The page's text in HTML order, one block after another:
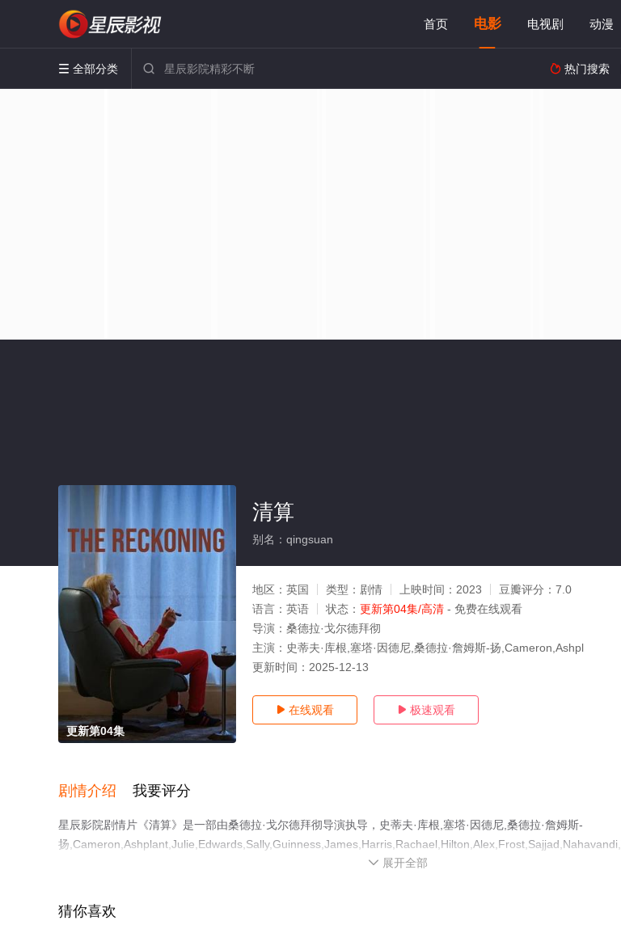
首页 电影 电视剧 动漫
 全部分类   热门搜索
更新第04集
清算
别名：qingsuan
地区： 英国 类型： 剧情 上映时间： 2023 豆瓣评分： 7.0
语言： 英语 状态： 更新第04集/高清 - 免费在线观看
导演： 桑德拉·戈尔德拜彻
主演： 史蒂夫·库根,塞塔·因德尼,桑德拉·詹姆斯-扬,Cameron,Ashpl
更新时间： 2025-12-13
 在线观看  极速观看
剧情介绍 我要评分
星辰影院剧情片《清算》是一部由桑德拉·戈尔德拜彻导演执导，史蒂夫·库根,塞塔·因德尼,桑德拉·詹姆斯-
扬
约翰·保罗·赫利等演员精彩演绎的英国电影，手机免费观看高清无删减完整版电影就上星辰电影网，更多剧情信
 展开全部
猜你喜欢